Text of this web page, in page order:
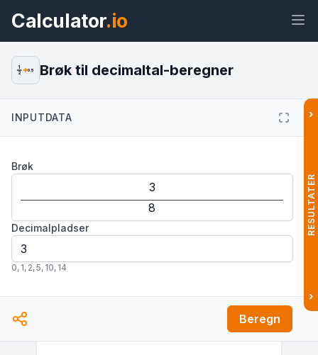
Calculator.io
beregner: Nem omregning Widget
1
2
0.5 Brøk til decimaltal-beregner
INPUTDATA
Brøk
Decimalpladser
0, 1, 2,5, 10, 14
Beregn
›
RESULTATER
›